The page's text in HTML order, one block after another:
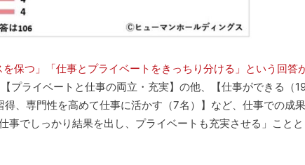
保つ」「仕事とプライベートをきっちり分ける」という回答
プライベートと仕事の両立・充実】の他、【仕事ができる（
、専門性を高めて仕事に活かす（7名）】など、仕事での成
でしっかり結果を出し、プライベートも充実させる」こと